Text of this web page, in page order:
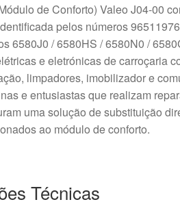
de Conforto) Valeo J04-00
pelos números
6580J0 / 6580HS / 6580N0 /
e eletrónicas de carroçaria
limpadores, imobilizador e
e entusiastas que realizam
uma solução de substituição
ao módulo de conforto.
Técnicas